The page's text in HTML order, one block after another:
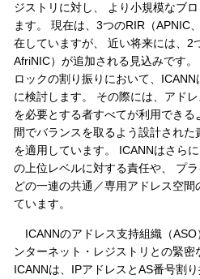
ジストリに対し、 より小規模なブ
ます。 現在は、3つのRIR（APNIC
在していますが、 近い将来には、2
AfriNIC）が追加される見込みです
ロックの割り振りにおいて、
に検討します。 その際には、アド
を必要とする者すべてが利用でき
間でバランスを取るよう設計され
を適用しています。 ICANNはさら
の上位レベルに対する責任や、 プ
どの一連の共通／専用アドレス空
ています。
ICANNのアドレス支持組織（ASO
ンターネット・レジストリとの緊密
ICANNは、IPアドレスとAS番号割